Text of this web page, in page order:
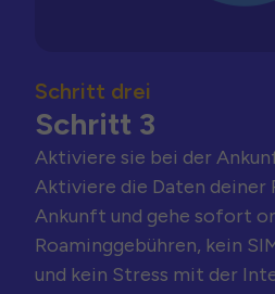
Schritt drei
Schritt 3
Aktiviere sie bei der
Aktiviere die Daten deiner
Ankunft und gehe sofort
Roaminggebühren, kein
und kein Stress mit der